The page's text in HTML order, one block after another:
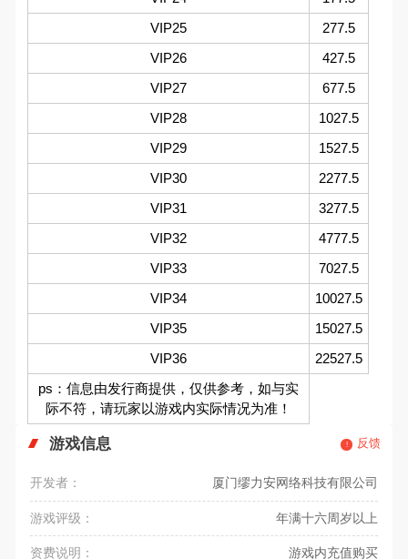
VIP25
277.5
VIP26
427.5
VIP27
677.5
VIP28
1027.5
VIP29
1527.5
VIP30
2277.5
VIP31
3277.5
VIP32
4777.5
VIP33
7027.5
VIP34
10027.5
VIP35
15027.5
VIP36
22527.5
ps：信息由发行商提供，仅供参考，如与实
际不符，请玩家以游戏内实际情况为准！
游戏信息 反馈
开发者： 厦门缪力安网络科技有限公司
游戏评级： 年满十六周岁以上
资费说明： 游戏内充值购买